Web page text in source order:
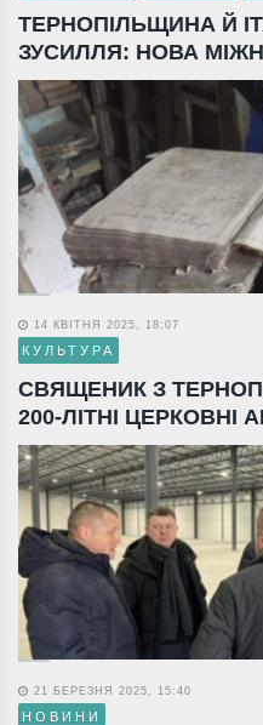
ТЕРНОПІЛЬЩИНА Й
ЗУСИЛЛЯ: НОВА
14 КВІТНЯ 2025, 18:07
КУЛЬТУРА
СВЯЩЕНИК З
200-ЛІТНІ ЦЕРКОВНІ
21 БЕРЕЗНЯ 2025, 15:40
НОВИНИ